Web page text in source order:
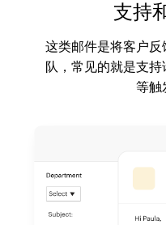
支持
这类邮件是将客户
队，常见的就是支
等触